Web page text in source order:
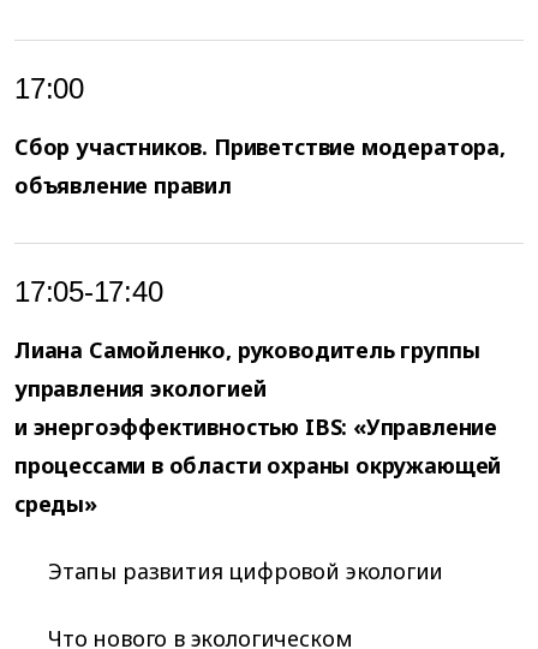
17:00
Сбор участников. Приветствие модератора,
объявление правил
17:05-17:40
Лиана Самойленко, руководитель группы
управления экологией
и энергоэффективностью IBS: «Управление
процессами в области охраны окружающей
среды»
Этапы развития цифровой экологии
Что нового в экологическом